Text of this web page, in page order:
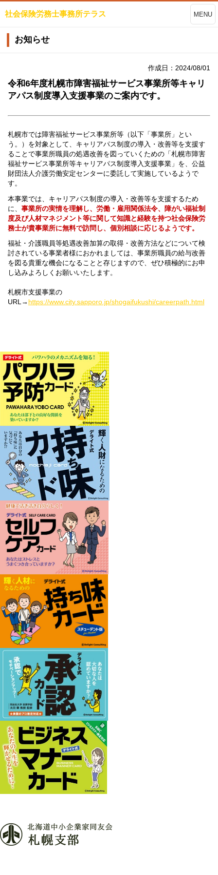
社会保険労務士事務所テラス MENU
お知らせ
作成日：2024/08/01
令和6年度札幌市障害福祉サービス事業所等キャリ
アパス制度導入支援事業のご案内です。
札幌市では障害福祉サービス事業所等（以下「事業所」とい
う。）を対象として、キャリアパス制度の導入・改善等を支援す
ることで事業所職員の処遇改善を図っていくための「札幌市障害
福祉サービス事業所等キャリアパス制度導入支援事業」を、公益
財団法人介護労働安定センターに委託して実施しているようで
す。
本事業では、キャリアパス制度の導入・改善等を支援するため
に、 事業所の実情を理解し、労働・雇用関係法令、障がい福祉制
度及び人材マネジメント等に関して知識と経験を持つ社会保険労
務士が貴事業所に無料で訪問し、個別相談に応じるようです。
福祉・介護職員等処遇改善加算の取得・改善方法などについて検
討されている事業者様におかれましては、事業所職員の給与改善
を図る貴重な機会になることと存じますので、ぜひ積極的にお申
し込みよろしくお願いいたします。
札幌市支援事業の
URL→ https://www.city.sapporo.jp/shogaifukushi/careerpath.html